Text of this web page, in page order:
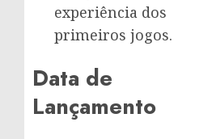
experiência dos
primeiros jogos.
Data de
Lançamento